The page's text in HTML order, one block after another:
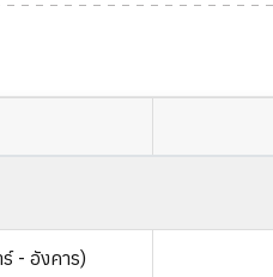
- อังคาร)